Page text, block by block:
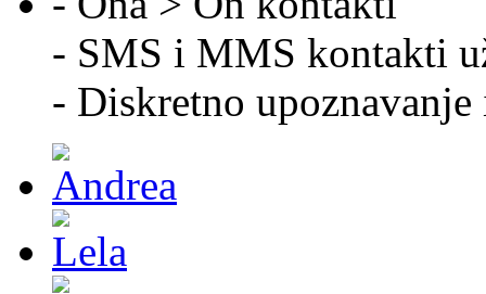
- SMS i MMS kontakti
- Diskretno upoznavanje